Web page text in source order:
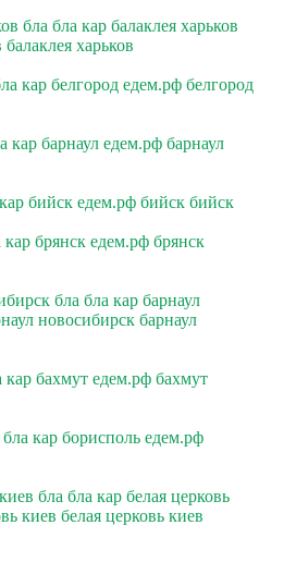
бла бла кар балаклея харьков
харьков
кар белгород едем.рф белгород
кар барнаул едем.рф барнаул
бийск едем.рф бийск бийск
кар брянск едем.рф брянск
бла бла кар барнаул
новосибирск барнаул
кар бахмут едем.рф бахмут
кар борисполь едем.рф
бла бла кар белая церковь
киев белая церковь киев